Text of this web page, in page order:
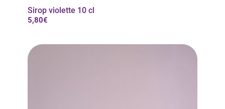
Sirop violette 10 cl
5,80€